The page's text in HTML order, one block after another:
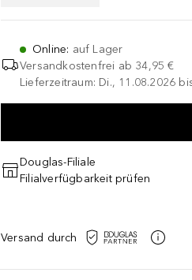
Online: auf Lager
Versandkostenfrei ab 34,95 €
Lieferzeitraum: Di., 11.08.2026
Douglas-Filiale
Filialverfügbarkeit prüfen
Versand durch